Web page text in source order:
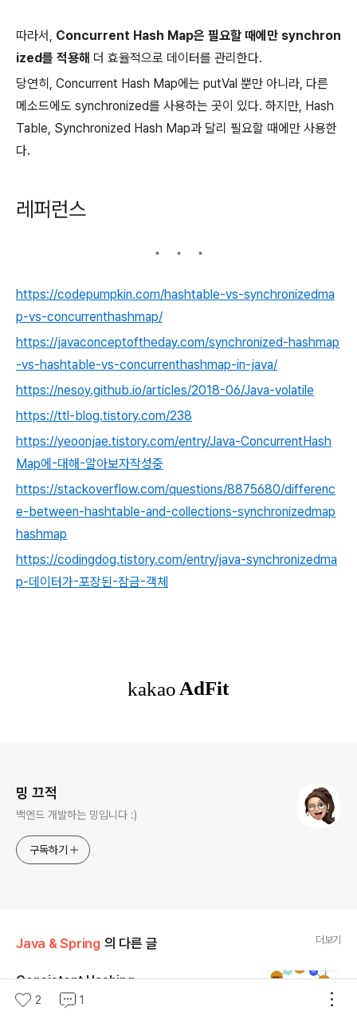
따라서, Concurrent Hash Map은 필요할 때에만 synchron
ized를 적용해 더 효율적으로 데이터를 관리한다.
당연히, Concurrent Hash Map에는 putVal 뿐만 아니라, 다른
메소드에도 synchronized를 사용하는 곳이 있다. 하지만, Hash
Table, Synchronized Hash Map과 달리 필요할 때에만 사용한
다.
레퍼런스
https://codepumpkin.com/hashtable-vs-synchronizedma
p-vs-concurrenthashmap/
https://javaconceptoftheday.com/synchronized-hashmap
-vs-hashtable-vs-concurrenthashmap-in-java/
https://nesoy.github.io/articles/2018-06/Java-volatile
https://ttl-blog.tistory.com/238
https://yeoonjae.tistory.com/entry/Java-ConcurrentHash
Map에-대해-알아보자작성중
https://stackoverflow.com/questions/8875680/differenc
e-between-hashtable-and-collections-synchronizedmap
hashmap
https://codingdog.tistory.com/entry/java-synchronizedma
p-데이터가-포장된-잠금-객체
밍 끄적
백엔드 개발하는 밍입니다 :)
구독하기
Java & Spring 의 다른 글 더보기
Consistent Hashing
해싱 해시테이블에서도 사용하는 알고리즘이다. 주어진 키
2 1